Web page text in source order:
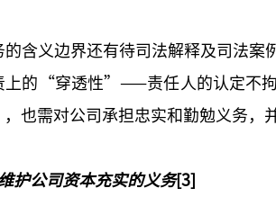
含义边界还有待司法解释及司法
上的“穿透性”——责任人的认定不
也需对公司承担忠实和勤勉义务，
护公司资本充实的义务[3]